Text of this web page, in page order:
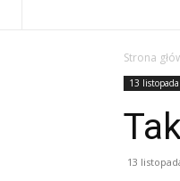
Strona
13
13